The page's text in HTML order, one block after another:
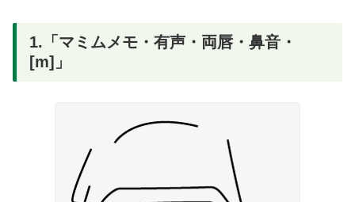
1.「マミムメモ・有声・両唇・鼻音・
[m]」